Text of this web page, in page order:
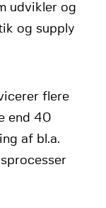
udvikler og
og supply
flere
end 40
af bl.a.